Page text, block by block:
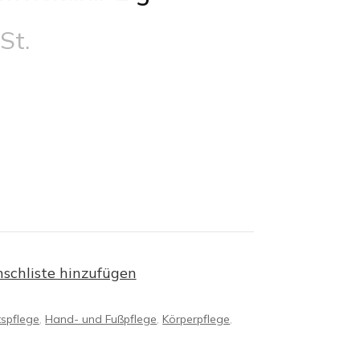
hinzufügen
,Hand- und Fußpflege,Körperpflege,